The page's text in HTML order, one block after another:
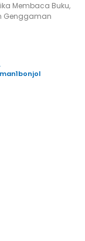
Membaca Buku,
Genggaman